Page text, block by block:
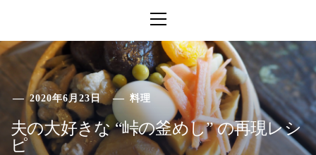
イ
メ
ニ
ュ
ー
2020年6月23日 料理
夫の大好きな “峠の釜めし” の再現レシ
ピ